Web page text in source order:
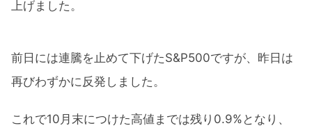
上げました。
前日には連騰を止めて下げたS&P500ですが、昨日は
再びわずかに反発しました。
これで10月末につけた高値までは残り0.9%となり、